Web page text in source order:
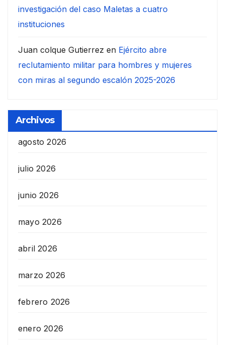
investigación del caso Maletas a cuatro
instituciones
Juan colque Gutierrez en Ejército abre
reclutamiento militar para hombres y mujeres
con miras al segundo escalón 2025-2026
Archivos
agosto 2026
julio 2026
junio 2026
mayo 2026
abril 2026
marzo 2026
febrero 2026
enero 2026